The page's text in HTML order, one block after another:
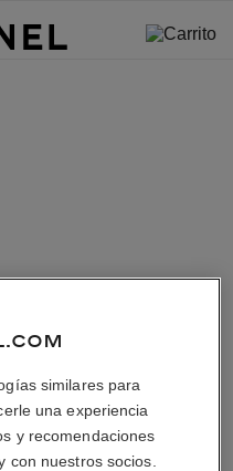
similares para
una experiencia
y recomendaciones
con nuestros socios.